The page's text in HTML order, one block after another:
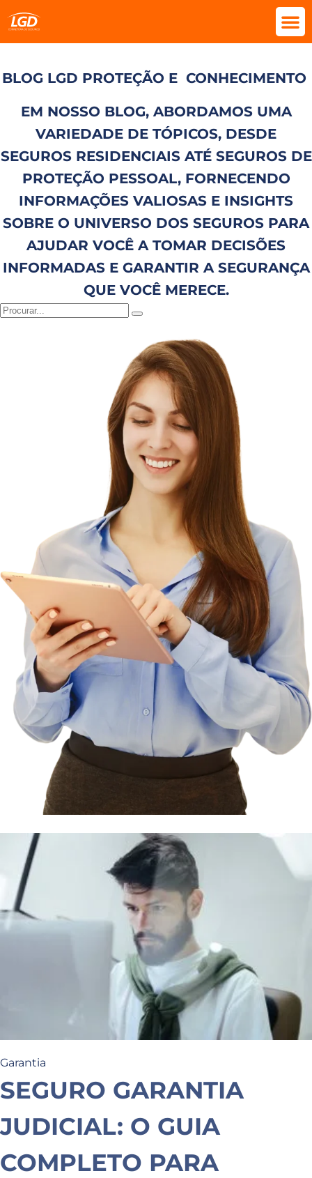
BLOG LGD PROTEÇÃO E CONHECIMENTO
EM NOSSO BLOG, ABORDAMOS UMA
VARIEDADE DE TÓPICOS, DESDE
SEGUROS RESIDENCIAIS ATÉ SEGUROS DE
PROTEÇÃO PESSOAL, FORNECENDO
INFORMAÇÕES VALIOSAS E INSIGHTS
SOBRE O UNIVERSO DOS SEGUROS PARA
AJUDAR VOCÊ A TOMAR DECISÕES
INFORMADAS E GARANTIR A SEGURANÇA
QUE VOCÊ MERECE.
Garantia
SEGURO GARANTIA
JUDICIAL: O GUIA
COMPLETO PARA